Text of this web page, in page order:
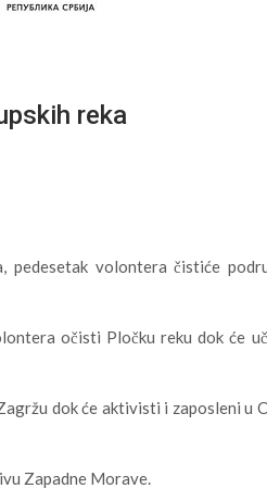
reka
pedesetak volontera čistiće
očisti Pločku reku dok će
dok će aktivisti i zaposleni u
Zapadne Morave.